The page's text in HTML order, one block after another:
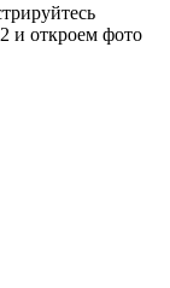
и откроем фото